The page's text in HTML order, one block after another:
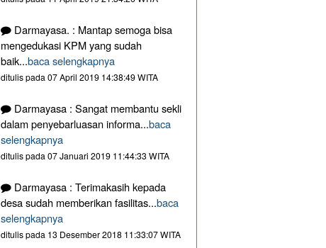
Darmayasa. : Mantap semoga bisa
mengedukasi KPM yang sudah
baik...baca selengkapnya
ditulis pada 07 April 2019 14:38:49 WITA
Darmayasa : Sangat membantu sekli
dalam penyebarluasan informa...baca
selengkapnya
ditulis pada 07 Januari 2019 11:44:33 WITA
Darmayasa : Terimakasih kepada
desa sudah memberikan fasilitas...baca
selengkapnya
ditulis pada 13 Desember 2018 11:33:07 WITA